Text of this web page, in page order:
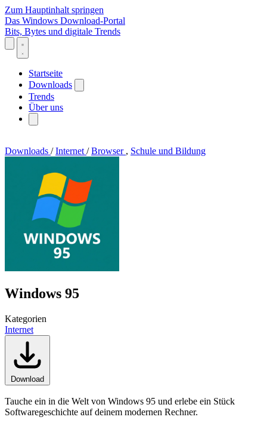
Zum Hauptinhalt springen
Das Windows Download-Portal
Bits, Bytes und digitale Trends
Startseite
Downloads
Trends
Über uns
Downloads / Internet / Browser , Schule und Bildung
Windows 95
Kategorien
Internet
Download
Tauche ein in die Welt von Windows 95 und erlebe ein Stück
Softwaregeschichte auf deinem modernen Rechner.